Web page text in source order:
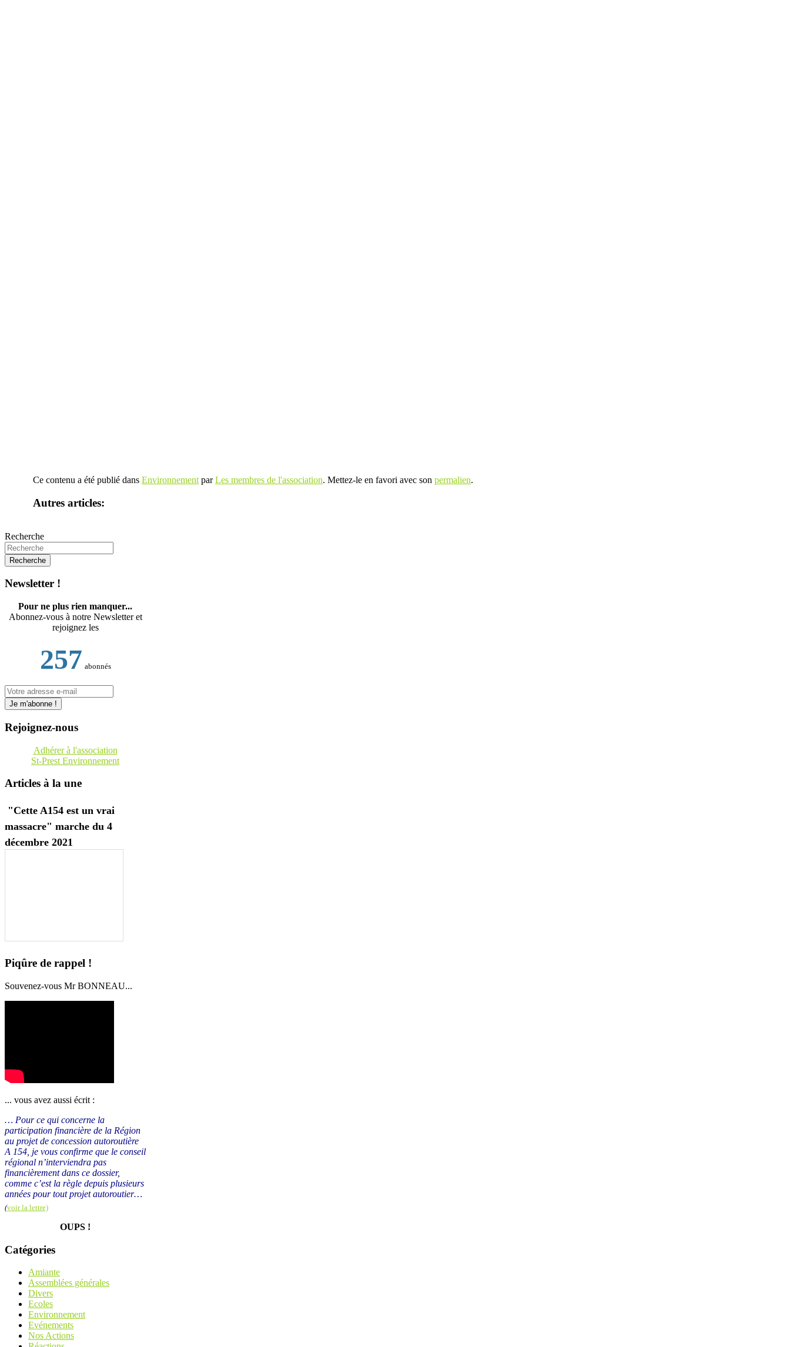
Ce contenu a été publié dans Environnement parLes membres de l'association. Mettez-le en favori avec son permalien.
Autres articles:
Recherche
Newsletter !
Pour ne plus rien manquer...
Abonnez-vous à notre Newsletter et
rejoignez les
257 abonnés
Rejoignez-nous
Adhérer à l'association
St-Prest Environnement
Articles à la une
"Cette A154 est un vrai
massacre" marche du 4
décembre 2021
Piqûre de rappel !
Souvenez-vous Mr BONNEAU...
... vous avez aussi écrit :
… Pour ce qui concerne la
participation financière de la Région
au projet de concession autoroutière
A 154, je vous confirme que le conseil
régional n’interviendra pas
financièrement dans ce dossier,
comme c’est la règle depuis plusieurs
années pour tout projet autoroutier…
(voir la lettre)
OUPS !
Catégories
Amiante
Assemblées générales
Divers
Ecoles
Environnement
Evénements
Nos Actions